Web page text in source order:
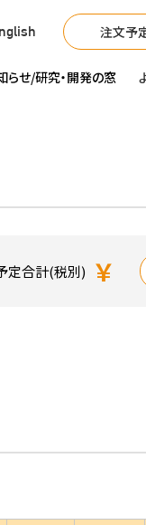
注文予
らせ/研究・開発の窓
定合計(税別) ￥